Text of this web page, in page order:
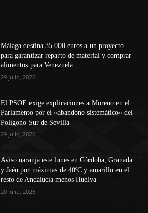
Málaga destina 35.000 euros a un proyecto
para garantizar reparto de material y comprar
alimentos para Venezuela
29 julio, 2026
El PSOE exige explicaciones a Moreno en el
Parlamento por el «abandono sistemático» del
Polígono Sur de Sevilla
29 julio, 2026
Aviso naranja este lunes en Córdoba, Granada
y Jaén por máximas de 40ºC y amarillo en el
resto de Andalucía menos Huelva
20 julio, 2026